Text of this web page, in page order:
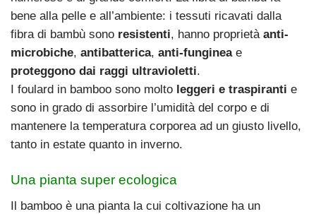
bene alla pelle e all’ambiente: i tessuti ricavati dalla
fibra di bambù sono resistenti, hanno proprietà anti-
microbiche, antibatterica, anti-fungineae
proteggono dai raggi ultravioletti.
I foulard in bamboo sono molto leggeri e traspiranti e
sono in grado di assorbire l’umidità del corpo e di
mantenere la temperatura corporea ad un giusto livello,
tanto in estate quanto in inverno.
Una pianta super ecologica
Il bamboo è una pianta la cui coltivazione ha un